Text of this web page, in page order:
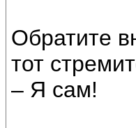
Обратите
тот
– Я сам!